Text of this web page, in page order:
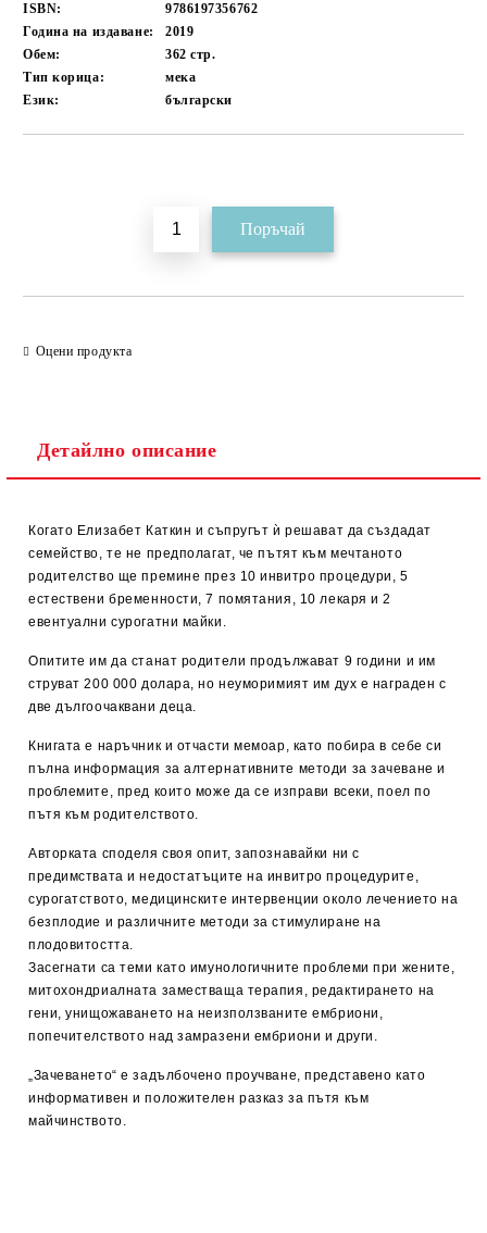
ISBN:
9786197356762
Година на издаване:
2019
Обем:
362стр.
Тип корица:
мека
Език:
български
Оцени продукта
Детайлно описание
Когато Елизабет Каткин и съпругът ѝ решават да създадат
семейство, те не предполагат, че пътят към мечтаното
родителство ще премине през 10 инвитро процедури, 5
естествени бременности, 7 помятания, 10 лекаря и 2
евентуални сурогатни майки.
Опитите им да станат родители продължават 9 години и им
струват 200 000 долара, но неуморимият им дух е награден с
две дългоочаквани деца.
Книгата е наръчник и отчасти мемоар, като побира в себе си
пълна информация за алтернативните методи за зачеване и
проблемите, пред които може да се изправи всеки, поел по
пътя към родителството.
Авторката споделя своя опит, запознавайки ни с
предимствата и недостатъците на инвитро процедурите,
сурогатството, медицинските интервенции около лечението на
безплодие и различните методи за стимулиране на
плодовитостта.
Засегнати са теми като имунологичните проблеми при жените,
митохондриалната заместваща терапия, редактирането на
гени, унищожаването на неизползваните ембриони,
попечителството над замразени ембриони и други.
„Зачеването“ е задълбочено проучване, представено като
информативен и положителен разказ за пътя към
майчинството.